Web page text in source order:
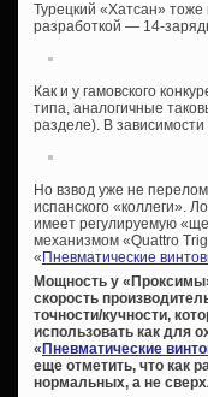
Турецкий «Хатсан»
разработкой — 14-
Как и у гамовского
типа, аналогичные
разделе). В
Но взвод уже не
испанского «коллеги».
имеет регулируемую
механизмом «Quattro
« Пневматические
Мощность у
скорость
точности/кучности,
использовать как для
« Пневматические
еще отметить, что как
нормальных, а не